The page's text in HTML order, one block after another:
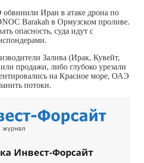
Иран в атаке дрона по
Barakah в Ормузском проливе.
опасность, суда идут с
Залива (Ирак, Кувейт,
продажи, либо глубоко урезали
на Красное море, ОАЭ
потоки.
Инвест-Форсайт